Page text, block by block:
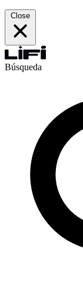
Close
Búsqueda